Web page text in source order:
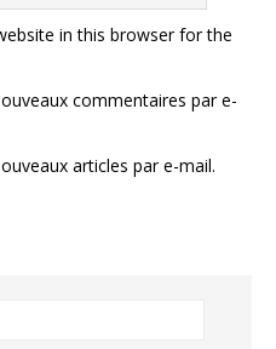
in this browser for the
commentaires par e-
articles par e-mail.